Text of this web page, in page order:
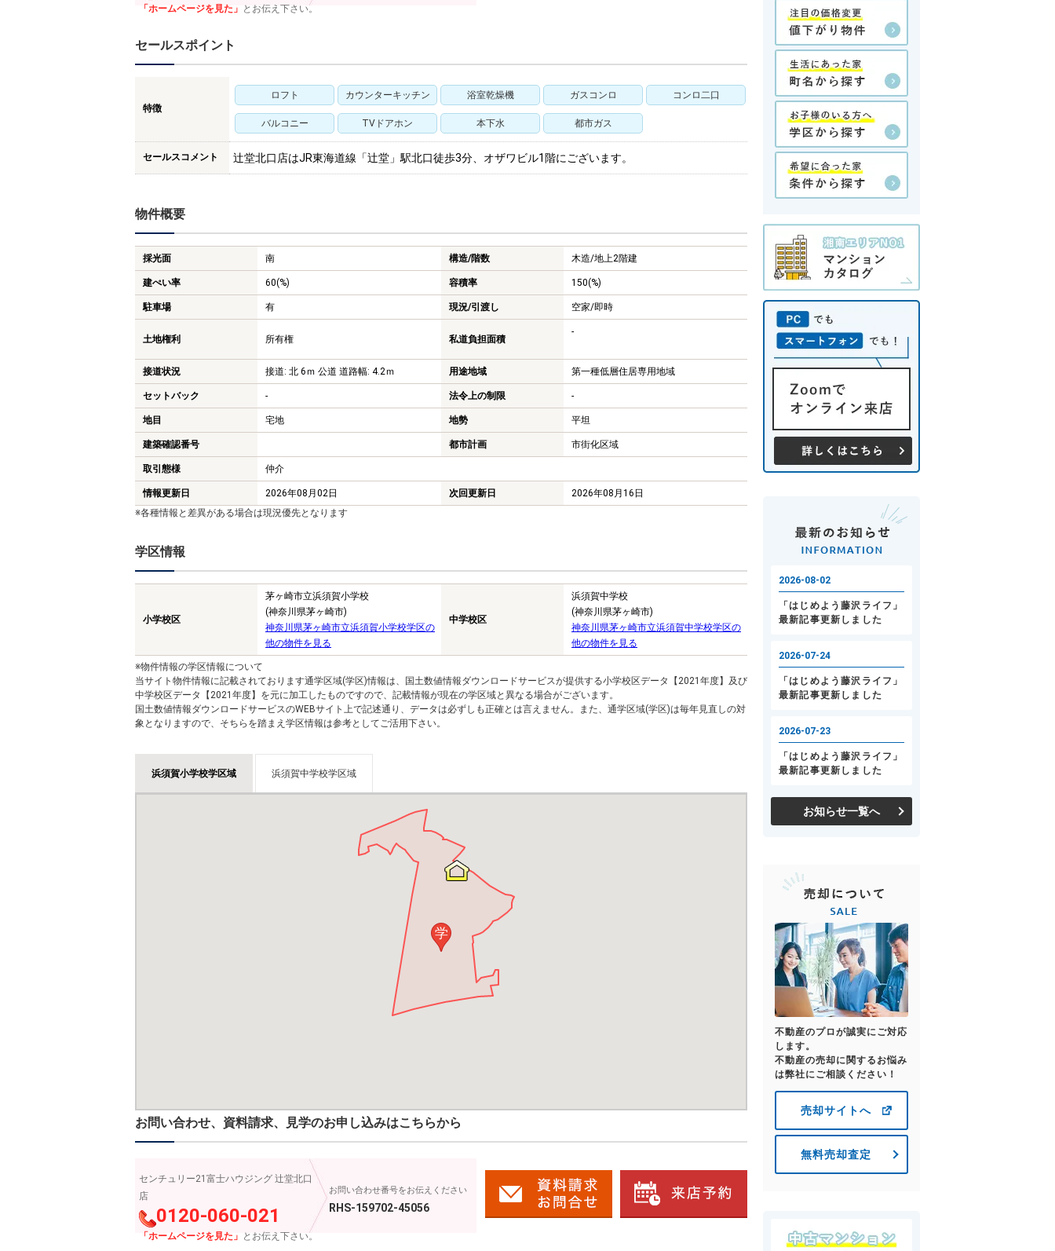
「ホームページを見た」 とお伝え下さい。
セールスポイント
特徴
ロフト カウンターキッチン 浴室乾燥機 ガスコンロ コンロ二口
バルコニー TVドアホン 本下水 都市ガス
セールスコメント 辻堂北口店はJR東海道線「辻堂」駅北口徒歩3分、オザワビル1階にございます。
物件概要
採光面 南 構造/階数 木造/地上2階建
建ぺい率 60(%) 容積率 150(%)
駐車場 有 現況/引渡し 空家/即時
土地権利 所有権 私道負担面積
-
接道状況 接道: 北 6ｍ 公道 道路幅: 4.2ｍ 用途地域 第一種低層住居専用地域
セットバック - 法令上の制限 -
地目 宅地 地勢 平坦
建築確認番号 都市計画 市街化区域
取引態様 仲介
情報更新日 2026年08月02日 次回更新日
2026年08月16日
※各種情報と差異がある場合は現況優先となります
学区情報
小学校区
茅ヶ崎市立浜須賀小学校
(神奈川県茅ヶ崎市)
神奈川県茅ヶ崎市立浜須賀小学校学区の
他の物件を見る
中学校区
浜須賀中学校
(神奈川県茅ヶ崎市)
神奈川県茅ヶ崎市立浜須賀中学校学区の
他の物件を見る
※物件情報の学区情報について
当サイト物件情報に記載されております通学区域(学区)情報は、国土数値情報ダウンロードサービスが提供する小学校区データ【2021年度】及び
中学校区データ【2021年度】を元に加工したものですので、記載情報が現在の学区域と異なる場合がございます。
国土数値情報ダウンロードサービスのWEBサイト上で記述通り、データは必ずしも正確とは言えません。また、通学区域(学区)は毎年見直しの対
象となりますので、そちらを踏まえ学区情報は参考としてご活用下さい。
浜須賀小学校学区域 浜須賀中学校学区域
学
お問い合わせ、資料請求、見学のお申し込みはこちらから
センチュリー21富士ハウジング 辻堂北口
店
0120-060-021
「ホームページを見た」 とお伝え下さい。
お問い合わせ番号をお伝えください
RHS-159702-45056
お知らせ一覧へ
不動産のプロが誠実にご対応
します。
不動産の売却に関するお悩み
は弊社にご相談ください！
売却サイトへ
無料売却査定